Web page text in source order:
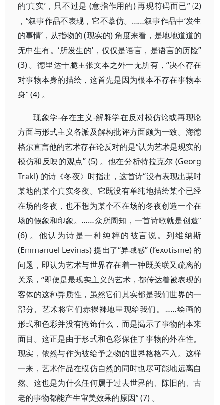
的‘真实’，只不过是 (意指作用的) 再现符码而已” (2)
，“叙事作品不表现，它不摹仿。……叙事作品中‘发生
的事情’，从指物的 (现实的) 角度来看，是地地道道的
无中生有。‘所发生的’，仅仅是语言，是语言的历险”
(3) 。德里达干脆主张文本之外一无所有，“决不存在
对事物本身的描绘，这首先是因为根本不存在事物本
身” (4) 。
现象学-存在主义-解释学在反对模仿论或再现论
方面与形式主义各派及解构批评方面颇为一致。海德
格尔直言他的艺术存在论反对的是“认为艺术是现实的
模仿和反映的观点” (5) 。他在分析特拉克尔 (Georg
Trakl) 的诗《冬夜》时指出，这首诗“没有表现出某时
某地的某个真实冬夜。它既没有单纯地描绘某个已经
在场的冬夜，也不想为某个不在场的冬夜创造一个在
场的假象和印象。……众所周知，一首诗歌就是创造”
(6) 。他认为诗是一种纯粹的被言说。列维纳斯
(Emmanuel Levinas) 提出了“异域感” (l’exotisme) 的
问题，即认为艺术与世界存在着一种既关联又疏离的
关系，“即便是最现实主义的艺术，都传达着被表现的
客体的这种异质性，虽然它们其实都是我们世界的一
部分。艺术将它们赤裸裸地呈现给我们。……绘画的
形式和色彩并没有掩饰什么，而是揭示了事物的本来
面目。这正是由于形式和色彩保住了事物的外在性。
现实，依然与作为被给予之物的世界格格不入。这样
一来，艺术作品在模仿自然的同时也尽可能地远离自
然。这也是为什么任何属于过去世界的、陈旧的、古
老的事物都能产生审美效果的原因” (7) 。